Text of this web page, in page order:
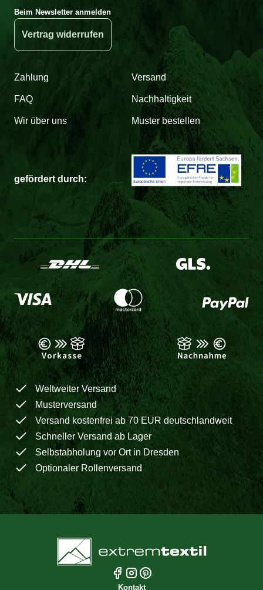
Beim Newsletter anmelden
Vertrag widerrufen
Zahlung Versand
FAQ Nachhaltigkeit
Wir über uns Muster bestellen
gefördert durch:
Weltweiter Versand
Musterversand
Versand kostenfrei ab 70 EUR deutschlandweit
Schneller Versand ab Lager
Selbstabholung vor Ort in Dresden
Optionaler Rollenversand
Kontakt